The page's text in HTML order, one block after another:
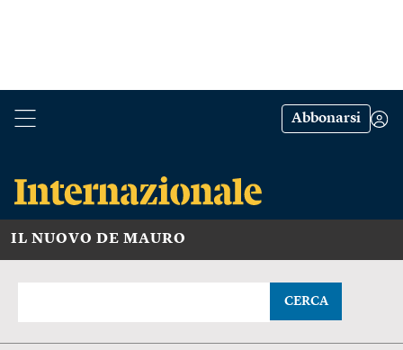
Abbonarsi
IL NUOVO DE MAURO
CERCA